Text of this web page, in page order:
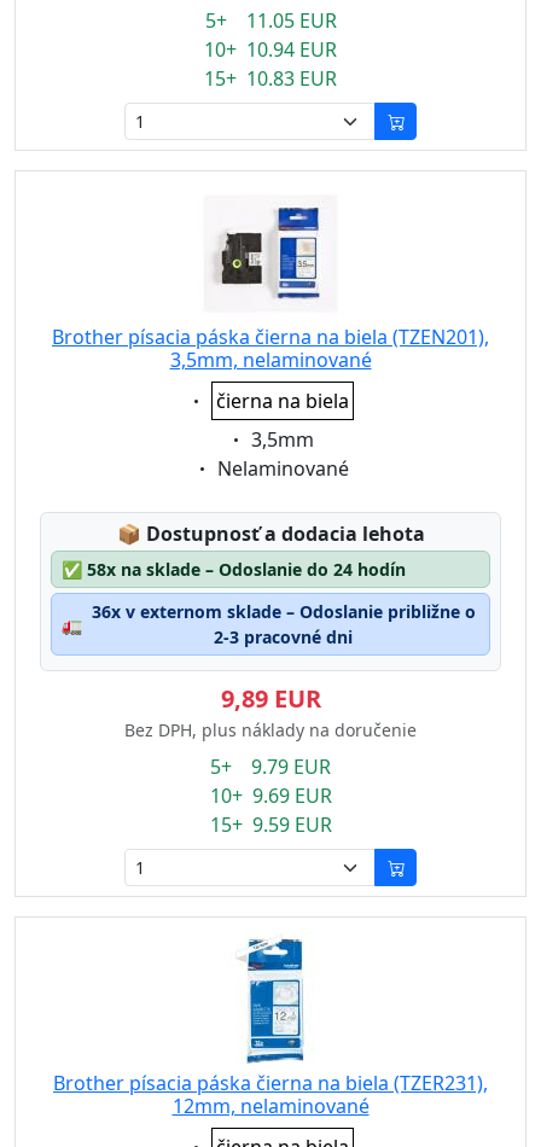
5+ 11.05 EUR
10+ 10.94 EUR
15+ 10.83 EUR
Brother písacia páska čierna na biela (TZEN201),
3,5mm, nelaminované
Eigenschaft:
čierna na biela
Eigenschaft:
3,5mm
Eigenschaft:
Nelaminované
📦 Lagerstatus:
Dostupnosť a dodacia lehota
✅ 58x na sklade – Odoslanie do 24 hodín
🚛
36x v externom sklade – Odoslanie približne o
2-3 pracovné dni
9,89 EUR
Bez DPH, plus náklady na doručenie
5+ 9.79 EUR
10+ 9.69 EUR
15+ 9.59 EUR
Brother písacia páska čierna na biela (TZER231),
12mm, nelaminované
Eigenschaft: